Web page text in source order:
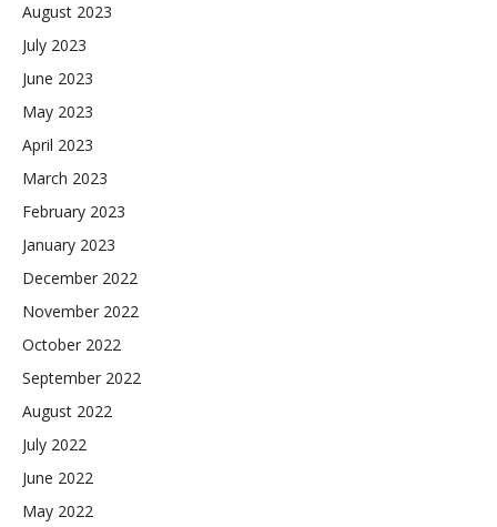
August 2023
July 2023
June 2023
May 2023
April 2023
March 2023
February 2023
January 2023
December 2022
November 2022
October 2022
September 2022
August 2022
July 2022
June 2022
May 2022